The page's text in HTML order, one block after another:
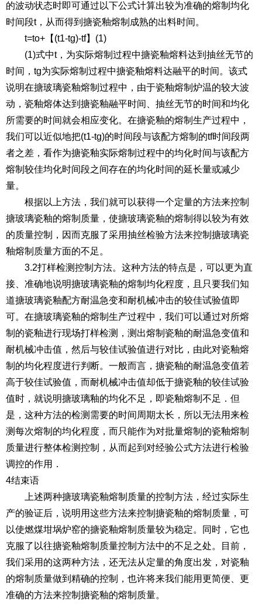
的波动状态时即可通过以下公式计算出较为准确的熔制均化
时间段t，从而得到搪瓷釉熔制成熟的出料时间。
t=to+【(t1-tg)-tf】(1)
(1)式中t，为实际熔制过程中搪瓷釉熔料达到抽丝无节的
时间，tg为实际熔制过程中搪瓷釉熔料达融平的时间。该式
说明在搪玻璃瓷釉熔制过程中，由于瓷釉熔制炉温的较大波
动，瓷釉熔体达到搪瓷釉融平时间、抽丝无节的时间和均化
所需要的时间就会相应变化。在搪瓷釉的熔制生产过程中，
我们可以近似地把(t1-tg)的时间段与该配方熔制的tf时间段两
者之差，看作为搪瓷釉实际熔制过程中的均化时间与该配方
熔制较佳均化时间段之间存在的均化时间的延长量或减少
量。
根据以上方法，我们就可以获得一个定量的方法来控制
搪玻璃瓷釉的熔制质量，使搪玻璃瓷釉的熔制得以较为有效
的质量控制，因而克服了采用抽丝检验方法来控制搪玻璃瓷
釉熔制质量方面的不足。
3.2打样检测控制方法。这种方法的特点是，可以更为直
接、准确地说明搪玻璃瓷釉的熔制均化程度，且只要我们知
道搪玻璃瓷釉配方耐温急变和耐机械冲击的较佳试验值即
可。在搪玻璃瓷釉的熔制生产过程中，我们可以通过对所熔
制的瓷釉进行现场打样检测，测出熔制瓷釉的耐温急变值和
耐机械冲击值，然后与较佳试验值进行对比，由此对瓷釉熔
制的均化程度进行判断。一般而言，搪瓷釉的耐温急变值若
高于较佳试验值，而耐机械冲击值却低于搪瓷釉的较佳试验
值时，就说明搪玻璃釉的均化不足，即瓷釉熔制不足．但
是，这种方法的检测需要的时间周期太长，所以无法用来检
测每次熔制的均化程度，而只能作为对批量熔制的瓷釉熔制
质量进行整体检测控制，从而起到对经验公式方法进行检验
调控的作用．
4结束语
上述两种搪玻璃瓷釉熔制质量的控制方法，经过实际生
产的验证后，说明用这些方法来控制搪瓷釉的熔制质量，可
以使燃煤坩埚炉窑的搪瓷釉熔制质量较为稳定。同时，它也
克服了以往搪瓷釉熔制质量控制方法中的不足之处。目前，
我们采用的这两种方法，还无法从定量的角度出发，对瓷釉
的熔制质量做到精确的控制，也许将来我们能用更简便、更
准确的方法来控制搪瓷釉的熔制质量。